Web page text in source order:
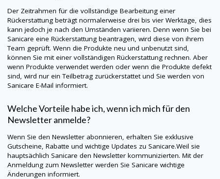
Der Zeitrahmen für die vollständige Bearbeitung einer
Rückerstattung beträgt normalerweise drei bis vier Werktage, dies
kann jedoch je nach den Umständen variieren. Denn wenn Sie bei
Sanicare eine Rückerstattung beantragen, wird diese von ihrem
Team geprüft. Wenn die Produkte neu und unbenutzt sind,
können Sie mit einer vollständigen Rückerstattung rechnen. Aber
wenn Produkte verwendet werden oder wenn die Produkte defekt
sind, wird nur ein Teilbetrag zurückerstattet und Sie werden von
Sanicare E-Mail informiert.
Welche Vorteile habe ich, wenn ich mich für den
Newsletter anmelde?
Wenn Sie den Newsletter abonnieren, erhalten Sie exklusive
Gutscheine, Rabatte und wichtige Updates zu Sanicare.Weil sie
hauptsächlich Sanicare den Newsletter kommunizierten. Mit der
Anmeldung zum Newsletter werden Sie Sanicare wichtige
Änderungen informiert.